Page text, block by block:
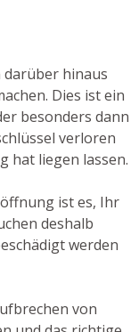
darüber hinaus
Dies ist ein
besonders dann
verloren
hat liegen lassen.
ist es, Ihr
deshalb
werden
von